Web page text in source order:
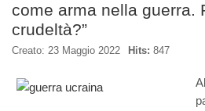
come arma nella guerra.
crudeltà?”
Creato: 23 Maggio 2022 Hits: 847